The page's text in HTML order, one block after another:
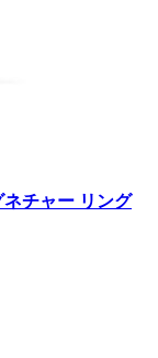
チャー リング